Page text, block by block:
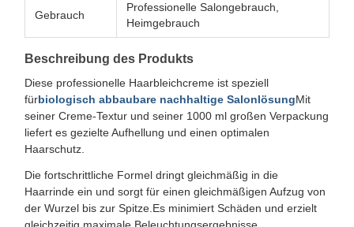
Gebrauch
Professionelle Salongebrauch,
Heimgebrauch
Beschreibung des Produkts
Diese professionelle Haarbleichcreme ist speziell
fürbiologisch abbaubare nachhaltige SalonlösungMit
seiner Creme-Textur und seiner 1000 ml großen Verpackung
liefert es gezielte Aufhellung und einen optimalen
Haarschutz.
Die fortschrittliche Formel dringt gleichmäßig in die
Haarrinde ein und sorgt für einen gleichmäßigen Aufzug von
der Wurzel bis zur Spitze.Es minimiert Schäden und erzielt